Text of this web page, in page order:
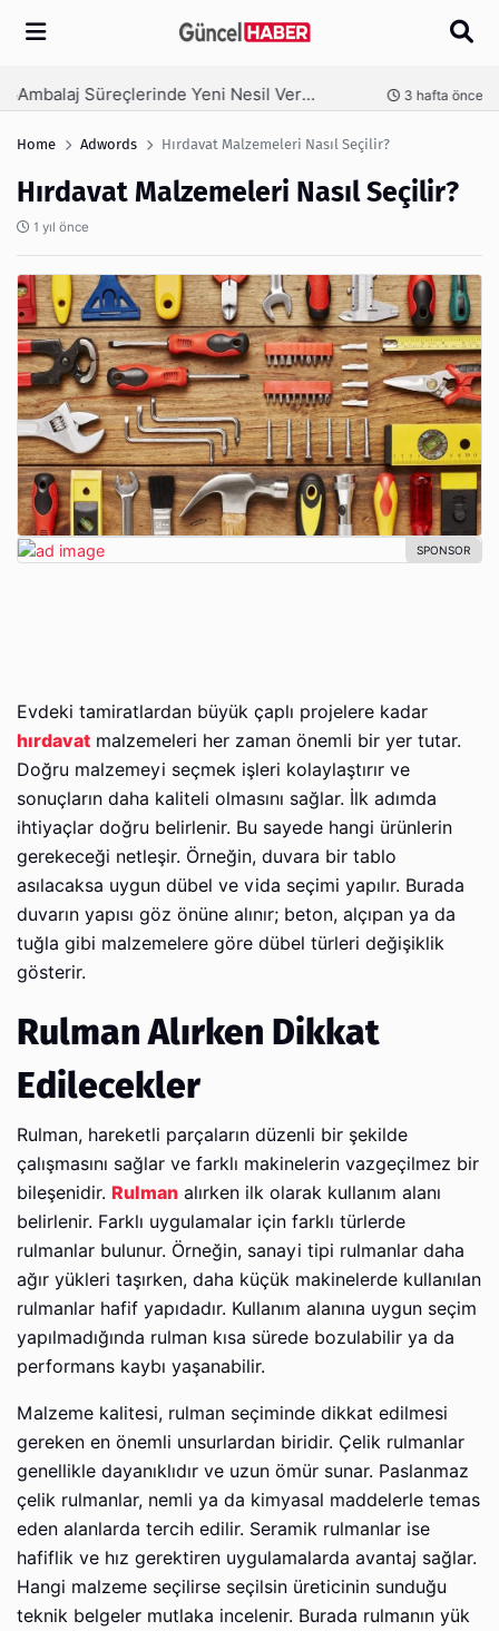
Arama
Ambalaj Süreçlerinde Yeni Nesil Verimliliği Olimpack ile Yakalayın 3 hafta önce
Home Adwords Hırdavat Malzemeleri Nasıl Seçilir?
Hırdavat Malzemeleri Nasıl Seçilir?
1 yıl önce
Evdeki tamiratlardan büyük çaplı projelere kadar
hırdavat malzemeleri her zaman önemli bir yer tutar.
Doğru malzemeyi seçmek işleri kolaylaştırır ve
sonuçların daha kaliteli olmasını sağlar. İlk adımda
ihtiyaçlar doğru belirlenir. Bu sayede hangi ürünlerin
gerekeceği netleşir. Örneğin, duvara bir tablo
asılacaksa uygun dübel ve vida seçimi yapılır. Burada
duvarın yapısı göz önüne alınır; beton, alçıpan ya da
tuğla gibi malzemelere göre dübel türleri değişiklik
gösterir.
Rulman Alırken Dikkat
Edilecekler
Rulman, hareketli parçaların düzenli bir şekilde
çalışmasını sağlar ve farklı makinelerin vazgeçilmez bir
bileşenidir. Rulman alırken ilk olarak kullanım alanı
belirlenir. Farklı uygulamalar için farklı türlerde
rulmanlar bulunur. Örneğin, sanayi tipi rulmanlar daha
ağır yükleri taşırken, daha küçük makinelerde kullanılan
rulmanlar hafif yapıdadır. Kullanım alanına uygun seçim
yapılmadığında rulman kısa sürede bozulabilir ya da
performans kaybı yaşanabilir.
Malzeme kalitesi, rulman seçiminde dikkat edilmesi
gereken en önemli unsurlardan biridir. Çelik rulmanlar
genellikle dayanıklıdır ve uzun ömür sunar. Paslanmaz
çelik rulmanlar, nemli ya da kimyasal maddelerle temas
eden alanlarda tercih edilir. Seramik rulmanlar ise
hafiflik ve hız gerektiren uygulamalarda avantaj sağlar.
Hangi malzeme seçilirse seçilsin üreticinin sunduğu
teknik belgeler mutlaka incelenir. Burada rulmanın yük